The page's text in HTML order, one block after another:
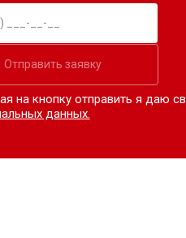
Отправить заявку
на кнопку отправить я даю
данных.